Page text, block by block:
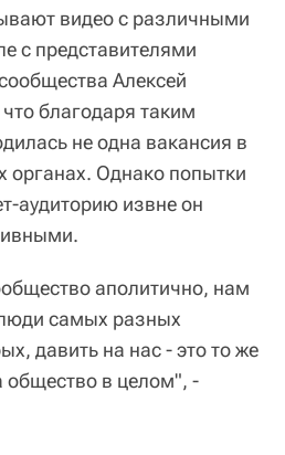
видео с различными
с представителями
Алексей
благодаря таким
не одна вакансия в
органах. Однако попытки
аудиторию извне он
аполитично, нам
самых разных
давить на нас - это то же
общество в целом", -